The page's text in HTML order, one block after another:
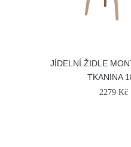
JÍDELNÍ ŽIDLE
TKANINA
2279 Kč